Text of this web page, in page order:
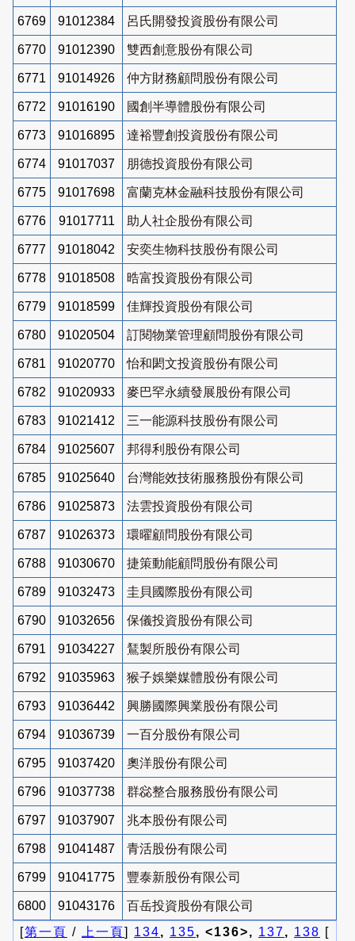
6769 91012384 呂氏開發投資股份有限公司
6770 91012390 雙西創意股份有限公司
6771 91014926 仲方財務顧問股份有限公司
6772 91016190 國創半導體股份有限公司
6773 91016895 達裕豐創投資股份有限公司
6774 91017037 朋德投資股份有限公司
6775 91017698 富蘭克林金融科技股份有限公司
6776 91017711 助人社企股份有限公司
6777 91018042 安奕生物科技股份有限公司
6778 91018508 晧富投資股份有限公司
6779 91018599 佳輝投資股份有限公司
6780 91020504 訂閱物業管理顧問股份有限公司
6781 91020770 怡和閎文投資股份有限公司
6782 91020933 麥巴罕永續發展股份有限公司
6783 91021412 三一能源科技股份有限公司
6784 91025607 邦得利股份有限公司
6785 91025640 台灣能效技術服務股份有限公司
6786 91025873 法雲投資股份有限公司
6787 91026373 環曜顧問股份有限公司
6788 91030670 捷策動能顧問股份有限公司
6789 91032473 圭貝國際股份有限公司
6790 91032656 保儀投資股份有限公司
6791 91034227 鵟製所股份有限公司
6792 91035963 猴子娛樂媒體股份有限公司
6793 91036442 興勝國際興業股份有限公司
6794 91036739 一百分股份有限公司
6795 91037420 奧洋股份有限公司
6796 91037738 群惢整合服務股份有限公司
6797 91037907 兆本股份有限公司
6798 91041487 青活股份有限公司
6799 91041775 豐泰新股份有限公司
6800 91043176
百岳投資股份有限公司
[第一頁 / 上一頁] 134, 135, <136>, 137, 138 [